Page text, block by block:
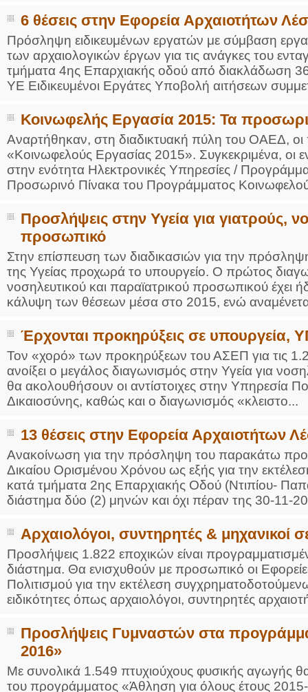
6 θέσεις στην Εφορεία Αρχαιοτήτων
Πρόσληψη ειδικευμένων εργατών με σύμβαση
των αρχαιολογικών έργων για τις ανάγκες του
τμήματα 4ης Επαρχιακής οδού από διακλάδωση
ΥΕ Ειδικευμένοι Εργάτες Υποβολή αιτήσεων
Κοινωφελής Εργασία 2015: Τα
Αναρτήθηκαν, στη διαδικτυακή πύλη του ΟΑΕΔ,
«Κοινωφελούς Εργασίας 2015». Συγκεκριμένα, οι
στην ενότητα Ηλεκτρονικές Υπηρεσίες /
Προσωρινό Πίνακα του Προγράμματος
Προσλήψεις στην Υγεία για γιατρούς,
προσωπικό
Στην επίσπευση των διαδικασιών για την
της Υγείας προχωρά το υπουργείο. Ο πρώτος
νοσηλευτικού και παραϊατρικού προσωπικού
κάλυψη των θέσεων μέσα στο 2015, ενώ
Έρχονται προκηρύξεις σε υπουργεία,
Τον «χορό» των προκηρύξεων του ΑΣΕΠ για τις
ανοίξει ο μεγάλος διαγωνισμός στην Υγεία για
θα ακολουθήσουν οι αντίστοιχες στην Υπηρεσία
Δικαιοσύνης, καθώς και ο διαγωνισμός «κλειστο...
13 θέσεις στην Εφορεία Αρχαιοτήτων
Ανακοίνωση για την πρόσληψη του παρακάτω
Δικαίου Ορισμένου Χρόνου ως εξής για την
κατά τμήματα 2ης Επαρχιακής Οδού (Ντιπίου-
διάστημα δύο (2) μηνών και όχι πέραν της 30-11-
Αρχαιολόγοι, συντηρητές & μηχανικοί
Προσλήψεις 1.822 εποχικών είναι
διάστημα. Θα ενισχυθούν με προσωπικό οι
Πολιτισμού για την εκτέλεση
ειδικότητες όπως αρχαιολόγοι, συντηρητές
Προσλήψεις Γυμναστών στα
2016»
Με συνολικά 1.549 πτυχιούχους φυσικής αγωγής
του προγράμματος «Άθληση για όλους έτους